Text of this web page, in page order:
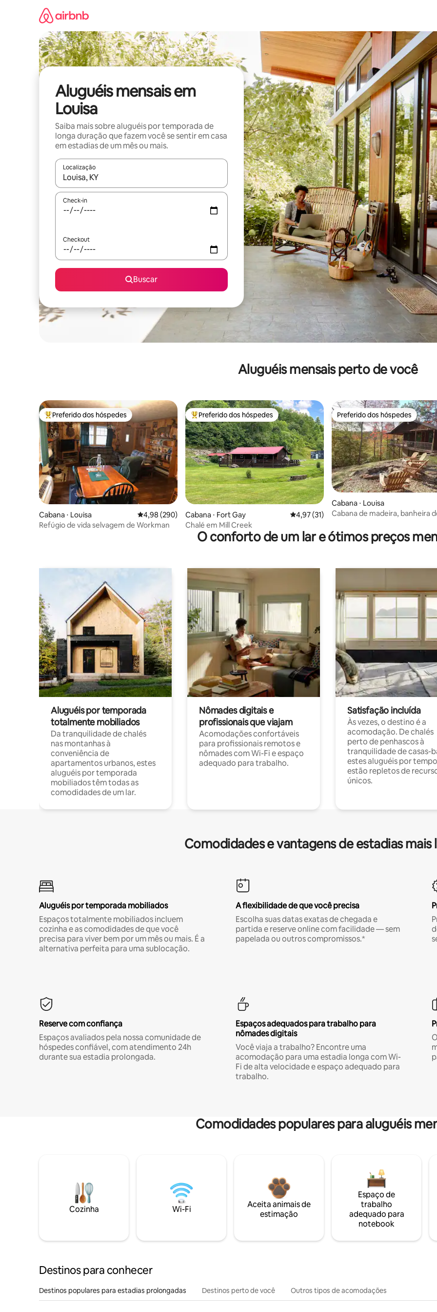
Aluguéis mensais em
Louisa
Saiba mais sobre aluguéis por temporada de
longa duração que fazem você se sentir em casa
em estadias de um mês ou mais.
Localização
Quando os resultados estiverem disponíveis, explore-os usando as seta para cima e para baixo do teclado ou tocando
Check-in
Checkout
Buscar
Aluguéis mensais perto de você
Entre os melhores preferidos dos hóspedes
Preferido dos hóspedes
Cabana ⋅ Louisa 4,98 de uma avaliação média de 5, 290 avaliações
4,98 (290)
Refúgio de vida selvagem de Workman
Entre os melhores preferidos dos hóspedes
Preferido dos hóspedes
Cabana ⋅ Fort Gay 4,97 de uma avaliação média de 5, 31
4,97 (31)
Chalé em Mill Creek
Preferido dos hóspedes
Preferido dos hóspedes
Cabana ⋅ Louisa
Cabana de madeira, banheira
a 1 milha!
O conforto de um lar e ótimos preços
Aluguéis por temporada
totalmente mobiliados
Da tranquilidade de chalés
nas montanhas à
conveniência de
apartamentos urbanos, estes
aluguéis por temporada
mobiliados têm todas as
comodidades de um lar.
Nômades digitais e
profissionais que viajam
Acomodações confortáveis
para profissionais remotos e
nômades com Wi-Fi e espaço
adequado para trabalho.
Satisfação incluída
Às vezes, o destino é a
acomodação. De chalés
perto de penhascos à
tranquilidade de casas-
estes aluguéis por
estão repletos de
únicos.
Comodidades e vantagens de estadias mais
Aluguéis por temporada mobiliados
Espaços totalmente mobiliados incluem
cozinha e as comodidades de que você
precisa para viver bem por um mês ou mais. É a
alternativa perfeita para uma sublocação.
A flexibilidade de que você precisa
Escolha suas datas exatas de chegada e
partida e reserve online com facilidade — sem
papelada ou outros compromissos.*
Reserve com confiança
Espaços avaliados pela nossa comunidade de
hóspedes confiável, com atendimento 24h
durante sua estadia prolongada.
Espaços adequados para trabalho para
nômades digitais
Você viaja a trabalho? Encontre uma
acomodação para uma estadia longa com Wi-
Fi de alta velocidade e espaço adequado para
trabalho.
Comodidades populares para aluguéis
Cozinha Wi-Fi
Aceita animais de
estimação
Espaço de
trabalho
adequado para
notebook
Destinos para conhecer
Destinos populares para estadias prolongadas Destinos perto de você Outros tipos de acomodações